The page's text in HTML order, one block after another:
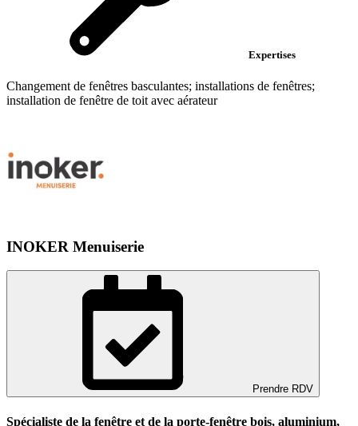
Expertises
Changement de fenêtres basculantes; installations de fenêtres;
installation de fenêtre de toit avec aérateur
INOKER Menuiserie
Prendre RDV
Spécialiste de la fenêtre et de la porte-fenêtre bois, aluminium,